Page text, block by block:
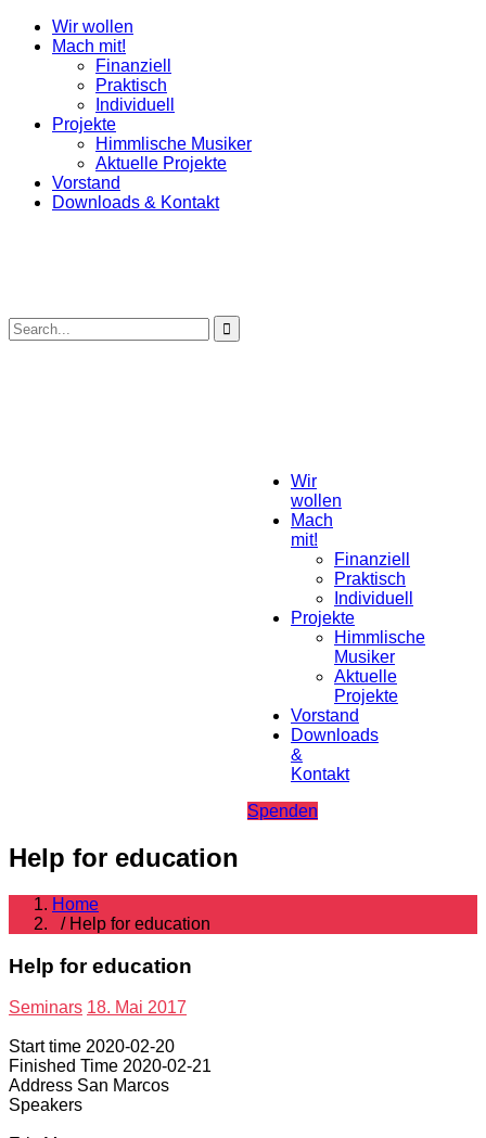
Wir wollen
Mach mit!
Finanziell
Praktisch
Individuell
Projekte
Himmlische Musiker
Aktuelle Projekte
Vorstand
Downloads & Kontakt
Wir
wollen
Mach
mit!
Finanziell
Praktisch
Individuell
Projekte
Himmlische
Musiker
Aktuelle
Projekte
Vorstand
Downloads
&
Kontakt
Spenden
Help for education
Home
/ Help for education
Help for education
Seminars 18. Mai 2017
Start time 2020-02-20
Finished Time 2020-02-21
Address San Marcos
Speakers